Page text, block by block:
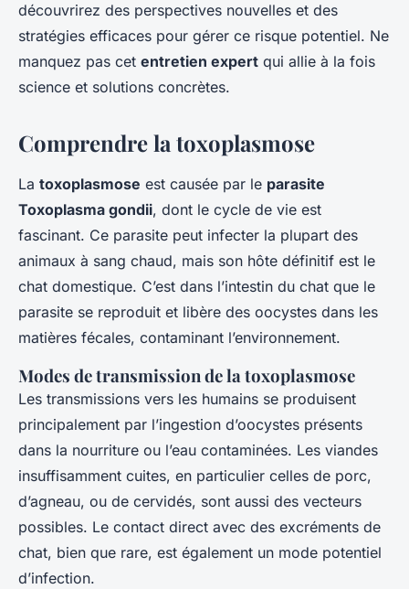
découvrirez des perspectives nouvelles et des
stratégies efficaces pour gérer ce risque potentiel. Ne
manquez pas cet entretien expert qui allie à la fois
science et solutions concrètes.
Comprendre la toxoplasmose
La toxoplasmose est causée par le parasite
Toxoplasma gondii, dont le cycle de vie est
fascinant. Ce parasite peut infecter la plupart des
animaux à sang chaud, mais son hôte définitif est le
chat domestique. C’est dans l’intestin du chat que le
parasite se reproduit et libère des oocystes dans les
matières fécales, contaminant l’environnement.
Modes de transmission de la toxoplasmose
Les transmissions vers les humains se produisent
principalement par l’ingestion d’oocystes présents
dans la nourriture ou l’eau contaminées. Les viandes
insuffisamment cuites, en particulier celles de porc,
d’agneau, ou de cervidés, sont aussi des vecteurs
possibles. Le contact direct avec des excréments de
chat, bien que rare, est également un mode potentiel
d’infection.